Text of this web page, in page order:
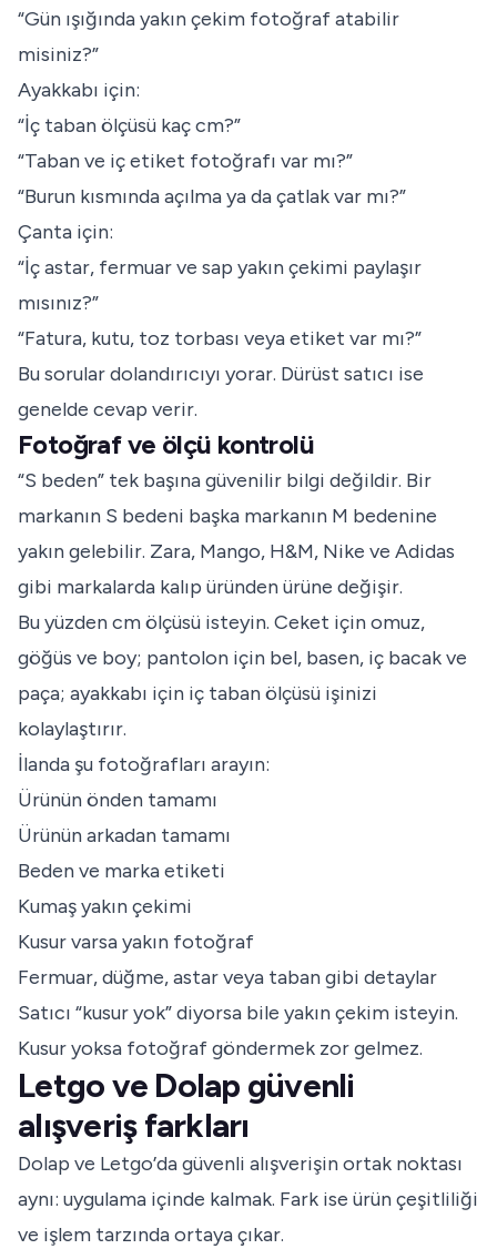
“Gün ışığında yakın çekim fotoğraf atabilir
misiniz?”
Ayakkabı için:
“İç taban ölçüsü kaç cm?”
“Taban ve iç etiket fotoğrafı var mı?”
“Burun kısmında açılma ya da çatlak var mı?”
Çanta için:
“İç astar, fermuar ve sap yakın çekimi paylaşır
mısınız?”
“Fatura, kutu, toz torbası veya etiket var mı?”
Bu sorular dolandırıcıyı yorar. Dürüst satıcı ise
genelde cevap verir.
Fotoğraf ve ölçü kontrolü
“S beden” tek başına güvenilir bilgi değildir. Bir
markanın S bedeni başka markanın M bedenine
yakın gelebilir. Zara, Mango, H&M, Nike ve Adidas
gibi markalarda kalıp üründen ürüne değişir.
Bu yüzden cm ölçüsü isteyin. Ceket için omuz,
göğüs ve boy; pantolon için bel, basen, iç bacak ve
paça; ayakkabı için iç taban ölçüsü işinizi
kolaylaştırır.
İlanda şu fotoğrafları arayın:
Ürünün önden tamamı
Ürünün arkadan tamamı
Beden ve marka etiketi
Kumaş yakın çekimi
Kusur varsa yakın fotoğraf
Fermuar, düğme, astar veya taban gibi detaylar
Satıcı “kusur yok” diyorsa bile yakın çekim isteyin.
Kusur yoksa fotoğraf göndermek zor gelmez.
Letgo ve Dolap güvenli
alışveriş farkları
Dolap ve Letgo’da güvenli alışverişin ortak noktası
aynı: uygulama içinde kalmak. Fark ise ürün çeşitliliği
ve işlem tarzında ortaya çıkar.